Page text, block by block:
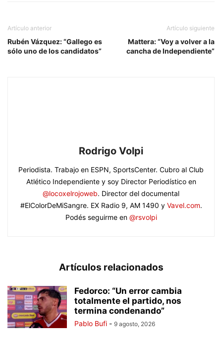
Artículo anterior
Rubén Vázquez: “Gallego es
sólo uno de los candidatos”
Artículo siguiente
Mattera: “Voy a volver a la
cancha de Independiente”
Rodrigo Volpi
Periodista. Trabajo en ESPN, SportsCenter. Cubro al Club
Atlético Independiente y soy Director Periodístico en
@locoxelrojoweb. Director del documental
#ElColorDeMiSangre. EX Radio 9, AM 1490 y Vavel.com.
Podés seguirme en @rsvolpi
Artículos relacionados
Fedorco: “Un error cambia
totalmente el partido, nos
termina condenando”
Pablo Bufi - 9 agosto, 2026